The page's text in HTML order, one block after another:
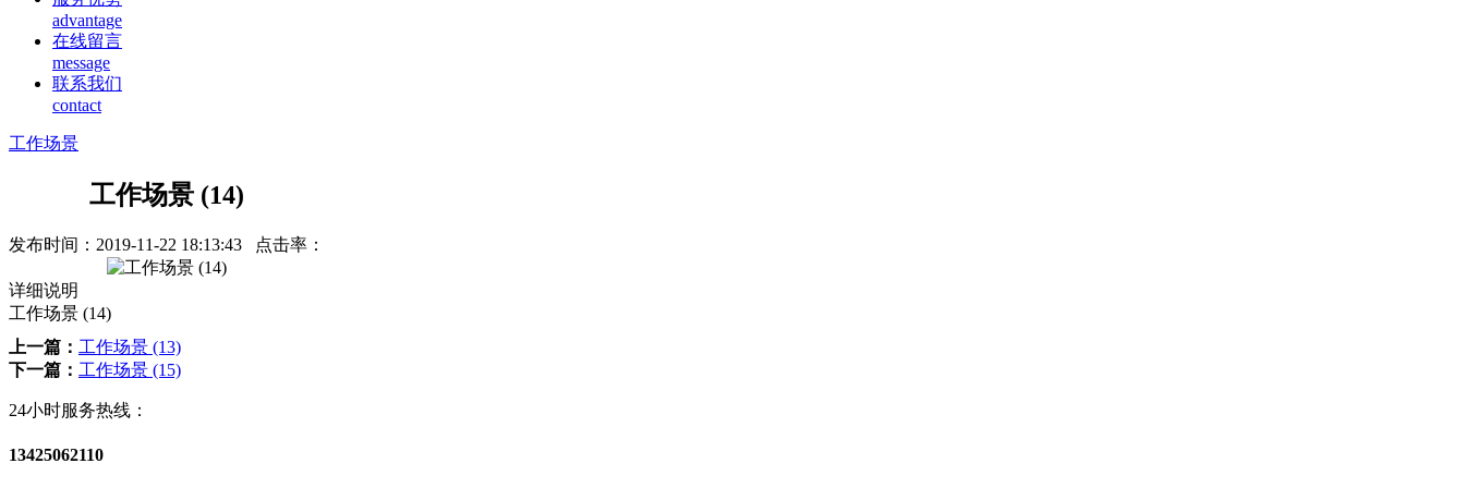
advantage
在线留言
message
联系我们
contact
工作场景
工作场景 (14)
发布时间： 2019-11-22 18:13:43 点击率：
详细说明
工作场景 (14)
上一篇： 工作场景 (13)
下一篇： 工作场景 (15)
24小时服务热线：
13425062110